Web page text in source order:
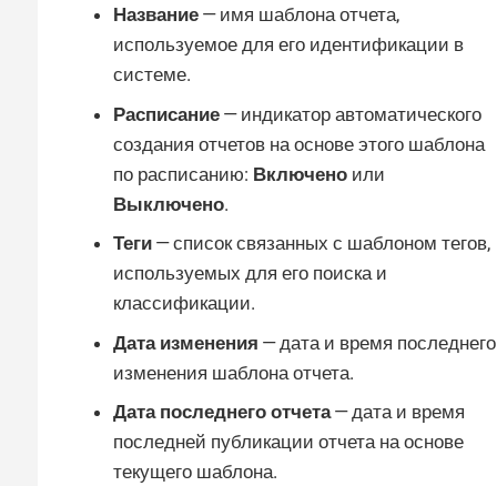
Название — имя шаблона отчета,
используемое для его идентификации в
системе.
Расписание — индикатор автоматического
создания отчетов на основе этого шаблона
по расписанию: Включено или
Выключено.
Теги — список связанных с шаблоном тегов,
используемых для его поиска и
классификации.
Дата изменения — дата и время последнего
изменения шаблона отчета.
Дата последнего отчета— дата и время
последней публикации отчета на основе
текущего шаблона.